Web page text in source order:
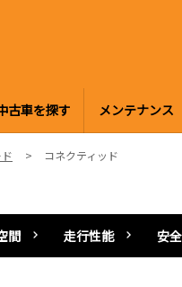
古車を探す メンテナンス
コネクティッド
間 走行性能 安